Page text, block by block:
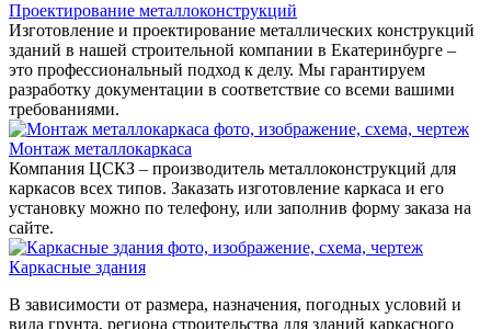
Проектирование металлоконструкций
Изготовление и проектирование металлических конструкций
зданий в нашей строительной компании в Екатеринбурге –
это профессиональный подход к делу. Мы гарантируем
разработку документации в соответствие со всеми вашими
требованиями.
Монтаж металлокаркаса
Компания ЦСКЗ – производитель металлоконструкций для
каркасов всех типов. Заказать изготовление каркаса и его
установку можно по телефону, или заполнив форму заказа на
сайте.
Каркасные здания
В зависимости от размера, назначения, погодных условий и
вида грунта, региона строительства для зданий каркасного